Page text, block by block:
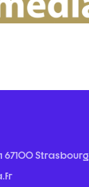
67100 Strasbourg